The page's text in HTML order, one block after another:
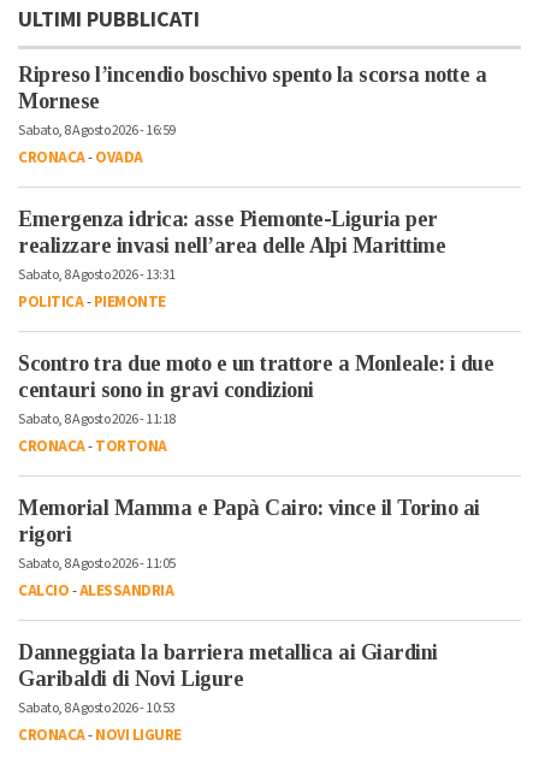
ULTIMI PUBBLICATI
Ripreso l’incendio boschivo spento la scorsa notte a
Mornese
Sabato, 8 Agosto 2026 - 16:59
CRONACA-OVADA
Emergenza idrica: asse Piemonte-Liguria per
realizzare invasi nell’area delle Alpi Marittime
Sabato, 8 Agosto 2026 - 13:31
POLITICA-PIEMONTE
Scontro tra due moto e un trattore a Monleale: i due
centauri sono in gravi condizioni
Sabato, 8 Agosto 2026 - 11:18
CRONACA-TORTONA
Memorial Mamma e Papà Cairo: vince il Torino ai
rigori
Sabato, 8 Agosto 2026 - 11:05
CALCIO-ALESSANDRIA
Danneggiata la barriera metallica ai Giardini
Garibaldi di Novi Ligure
Sabato, 8 Agosto 2026 - 10:53
CRONACA-NOVI LIGURE